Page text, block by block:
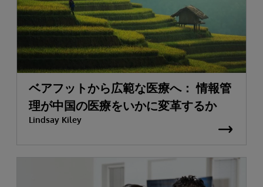
ベアフットから広範な医療へ： 情報管
理が中国の医療をいかに変革するか
Lindsay Kiley